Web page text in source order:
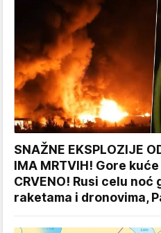
SNAŽNE EKSPLOZIJE
IMA MRTVIH! Gore
CRVENO! Rusi celu
raketama i dronovima,